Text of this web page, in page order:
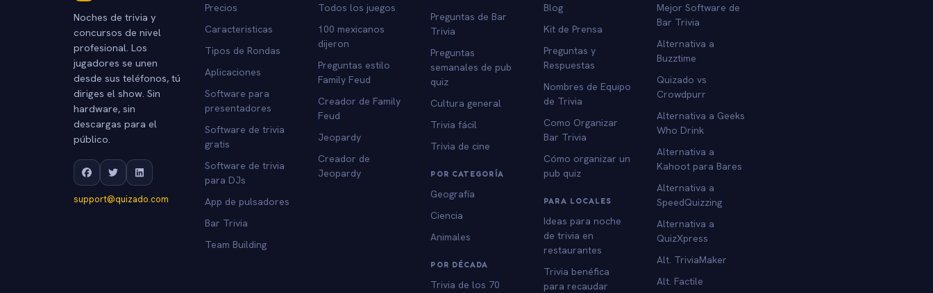
Noches de trivia y
concursos de nivel
profesional. Los
jugadores se unen
desde sus teléfonos, tú
diriges el show. Sin
hardware, sin
descargas para el
público.
support@quizado.com
Precios
Caracteristicas
Tipos de Rondas
Aplicaciones
Software para
presentadores
Software de trivia
gratis
Software de trivia
para DJs
App de pulsadores
Bar Trivia
Team Building
Todos los juegos
100 mexicanos
dijeron
Preguntas estilo
Family Feud
Creador de Family
Feud
Jeopardy
Creador de
Jeopardy
Preguntas de Bar
Trivia
Preguntas
semanales de pub
quiz
Cultura general
Trivia fácil
Trivia de cine
POR CATEGORÍA
Geografía
Ciencia
Animales
POR DÉCADA
Trivia de los 70
Blog
Kit de Prensa
Preguntas y
Respuestas
Nombres de Equipo
de Trivia
Como Organizar
Bar Trivia
Cómo organizar un
pub quiz
PARA LOCALES
Ideas para noche
de trivia en
restaurantes
Trivia benéfica
para recaudar
Mejor Software de
Bar Trivia
Alternativa a
Buzztime
Quizado vs
Crowdpurr
Alternativa a Geeks
Who Drink
Alternativa a
Kahoot para Bares
Alternativa a
SpeedQuizzing
Alternativa a
QuizXpress
Alt. TriviaMaker
Alt. Factile